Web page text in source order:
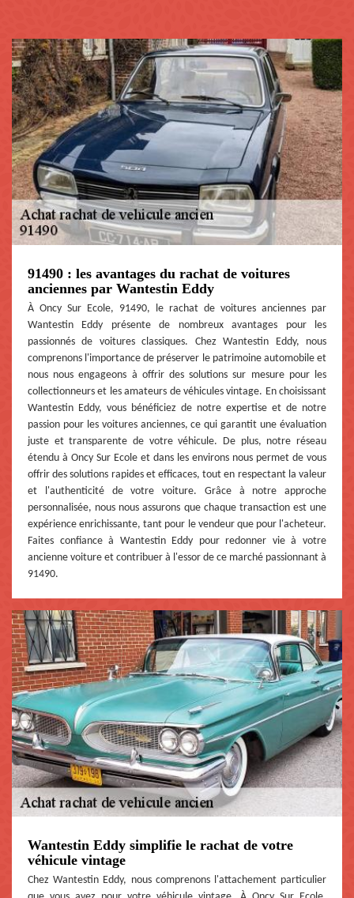
91490 : les avantages du rachat de voitures
anciennes par Wantestin Eddy
À Oncy Sur Ecole, 91490, le rachat de voitures anciennes par
Wantestin Eddy présente de nombreux avantages pour les
passionnés de voitures classiques. Chez Wantestin Eddy, nous
comprenons l'importance de préserver le patrimoine automobile et
nous nous engageons à offrir des solutions sur mesure pour les
collectionneurs et les amateurs de véhicules vintage. En choisissant
Wantestin Eddy, vous bénéficiez de notre expertise et de notre
passion pour les voitures anciennes, ce qui garantit une évaluation
juste et transparente de votre véhicule. De plus, notre réseau
étendu à Oncy Sur Ecole et dans les environs nous permet de vous
offrir des solutions rapides et efficaces, tout en respectant la valeur
et l'authenticité de votre voiture. Grâce à notre approche
personnalisée, nous nous assurons que chaque transaction est une
expérience enrichissante, tant pour le vendeur que pour l'acheteur.
Faites confiance à Wantestin Eddy pour redonner vie à votre
ancienne voiture et contribuer à l'essor de ce marché passionnant à
91490.
Wantestin Eddy simplifie le rachat de votre
véhicule vintage
Chez Wantestin Eddy, nous comprenons l'attachement particulier